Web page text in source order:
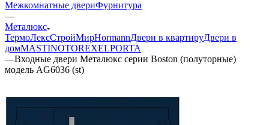
Межкомнатные двериФурнитура
—
Металюкс
ТермоЛексСтройМирHormannДвери в квартируДвери в
домMASTINOTOREXELPORTA
—Входные двери Металюкс серии Boston (полуторные)
модель AG6036 (st)